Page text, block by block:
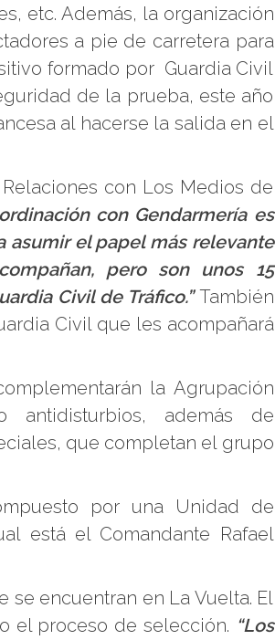
etc. Además, la organización
a pie de carretera para
formado por Guardia Civil
de la prueba, este año
al hacerse la salida en el
con Los Medios de
con Gendarmería es
asumir el papel más relevante
pero son unos 15
Civil de Tráfico.”También
Civil que les acompañará
la Agrupación
antidisturbios, además de
que completan el grupo
por una Unidad de
está el Comandante Rafael
se encuentran en La Vuelta. El
el proceso de selección. “Los